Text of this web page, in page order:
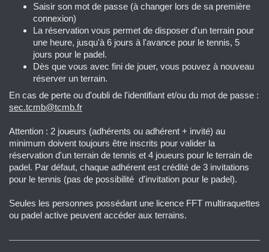
Saisir son mot de passe (à changer lors de sa première
connexion)
La réservation vous permet de disposer d'un terrain pour
une heure, jusqu'à 6 jours à l'avance pour le tennis, 5
jours pour le padel.
Dès que vous avec fini de jouer, vous pouvez à nouveau
réserver un terrain.
En cas de perte ou d'oubli de l'identifiant et/ou du mot de passe :
sec.tcmb@tcmb.fr
Attention : 2 joueurs (adhérents ou adhérent + invité) au
minimum doivent toujours être inscrits pour valider la
réservation d'un terrain de tennis et 4 joueurs pour le terrain de
padel. Par défaut, chaque adhérent est crédité de 3 invitations
pour le tennis (pas de possibilité d'invitation pour le padel).
Seules les personnes possédant une licence FFT multiraquettes
ou padel active peuvent accéder aux terrains.